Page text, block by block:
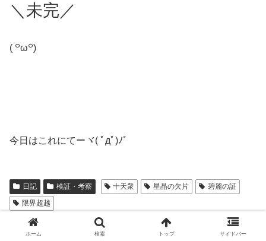
＼未完／
( ꒪ω꒪)
今日はこれにてーヾ( ﾟдﾟ)ﾉ゛
日記 検証・考察 十天衆 星晶の欠片
碧麗の証
限界超越
ホーム 検索 トップ サイドバー